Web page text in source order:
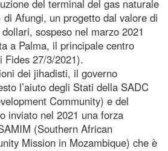
del terminal del gas naturale
Afungi, un progetto dal valore di
sospeso nel marzo 2021
a Palma, il principale centro
Fides 27/3/2021).
dei jihadisti, il governo
l’aiuto degli Stati della SADC
Community) e del
inviato nel 2021 una forza
(Southern African
Mission in Mozambique) che è